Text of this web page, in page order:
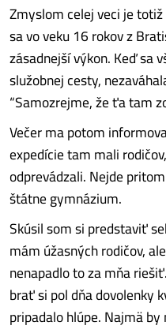
Zmyslom celej veci je
sa vo veku 16 rokov z
zásadnejší výkon. Keď sa
služobnej cesty,
“Samozrejme, že ťa tam
Večer ma potom
expedície tam mali
odprevádzali. Nejde
štátne gymnázium.
Skúsil som si predstaviť
mám úžasných rodičov,
nenapadlo to za mňa
brať si pol dňa dovolenky
pripadalo hlúpe. Najmä